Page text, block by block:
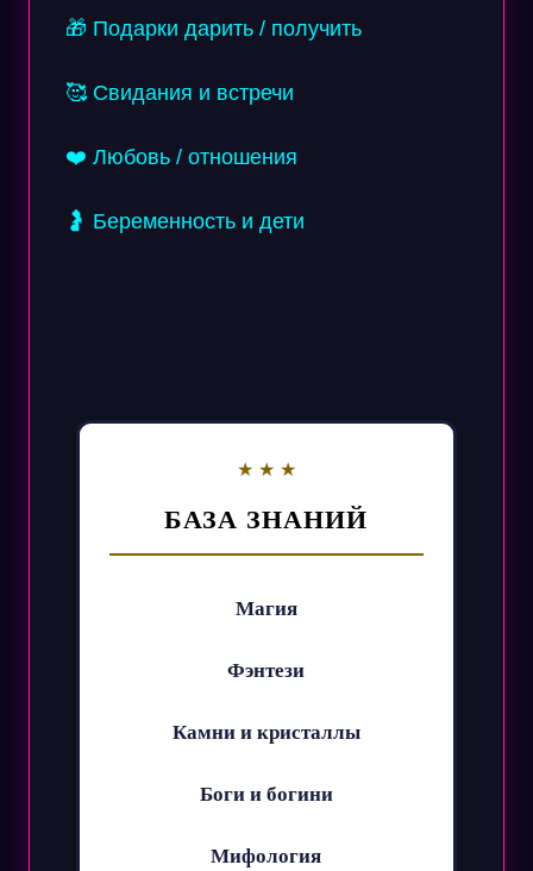
🎁 Подарки дарить / получить
🥰 Свидания и встречи
❤️ Любовь / отношения
🤰 Беременность и дети
БАЗА ЗНАНИЙ
Магия
Фэнтези
Камни и кристаллы
Боги и богини
Мифология